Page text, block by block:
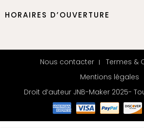
HORAIRES D’OUVERTURE
Nous contacter
Termes &
Mentions légales
Droit d’auteur JNB-Maker 2025-